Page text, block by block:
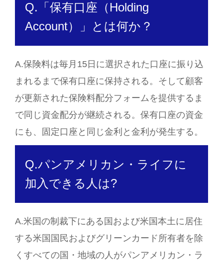
Q.「保有口座（Holding
Account）」とは何か？
A.保険料は毎月15日に選択された口座に振り込
まれるまで保有口座に保持される。そして顧客
が更新された保険料配分フォームを提供するま
で同じ資金配分が継続される。保有口座の資金
にも、固定口座と同じ金利と金利が発生する。
Q.パンアメリカン・ライフに
加入できる人は?
A.米国の制裁下にある国および米国本土に居住
する米国国民およびグリーンカード所有者を除
くすべての国・地域の人がパンアメリカン・ラ